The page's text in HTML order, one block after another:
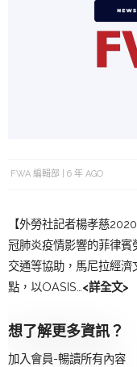
FWA 編輯部 6 年 AGO
【外勞社記者楊孝慈
冠肺炎疫情影響的菲律賓
交通等協助，馬尼拉經
點，以OASIS…<詳全文>
想了解更多資訊？
加入會員-暢讀所有內容